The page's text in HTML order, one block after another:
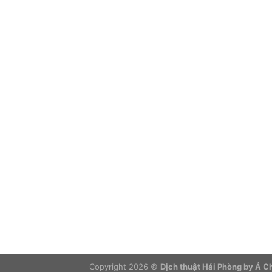
Copyright 2026 © Dịch thuật Hải Phòng by Á